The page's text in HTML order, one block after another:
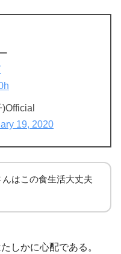
19, 2020
はこの食生活大丈夫
しかに心配である。